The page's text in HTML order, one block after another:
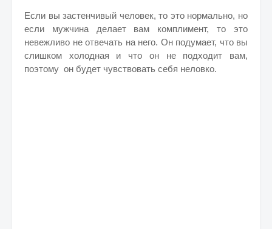
Если вы застенчивый человек, то это нормально, но
если мужчина делает вам комплимент, то это
невежливо не отвечать на него. Он подумает, что вы
слишком холодная и что он не подходит вам,
поэтому он будет чувствовать себя неловко.